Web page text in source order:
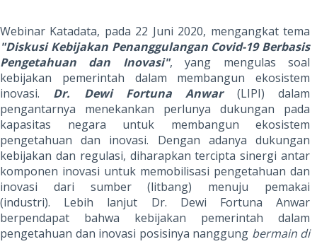
Webinar Katadata, pada 22 Juni 2020, mengangkat tema
"Diskusi Kebijakan Penanggulangan Covid-19 Berbasis
Pengetahuan dan Inovasi", yang mengulas soal
kebijakan pemerintah dalam membangun ekosistem
inovasi. Dr. Dewi Fortuna Anwar (LIPI) dalam
pengantarnya menekankan perlunya dukungan pada
kapasitas negara untuk membangun ekosistem
pengetahuan dan inovasi. Dengan adanya dukungan
kebijakan dan regulasi, diharapkan tercipta sinergi antar
komponen inovasi untuk memobilisasi pengetahuan dan
inovasi dari sumber (litbang) menuju pemakai
(industri). Lebih lanjut Dr. Dewi Fortuna Anwar
berpendapat bahwa kebijakan pemerintah dalam
pengetahuan dan inovasi posisinya nanggung bermain di